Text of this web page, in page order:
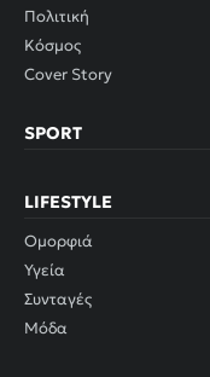
Πολιτική
Κόσμος
Cover Story
SPORT
LIFESTYLE
Ομορφιά
Υγεία
Συνταγές
Μόδα